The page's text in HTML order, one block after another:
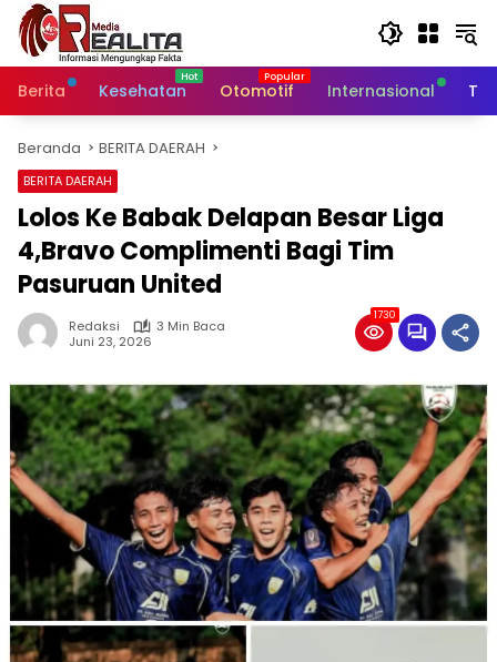
Langsung
konten
Berita
Kesehatan Otomotif Internasional
Beranda BERITA DAERAH
BERITA DAERAH
Lolos Ke Babak Delapan Besar Liga
4,Bravo Complimenti Bagi Tim
Pasuruan United
Redaksi
3 Min Baca
Juni 23, 2026
1730